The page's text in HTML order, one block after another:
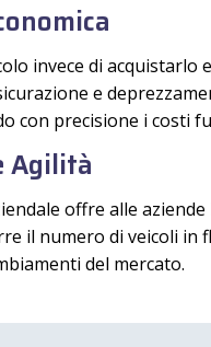
invece di
e
con precisione i costi
Agilità
offre alle
il numero di veicoli in
del mercato.